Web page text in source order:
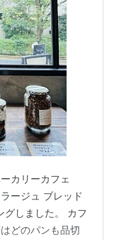
カリーカフェ
ージュ ブレッド
グしました。 カフ
どのパンも品切